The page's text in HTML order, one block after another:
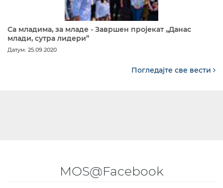
Са младима, за младе - Завршен пројекат „Данас
млади, сутра лидери”
Датум: 25.09.2020
Погледајте све вести
MOS@Facebook